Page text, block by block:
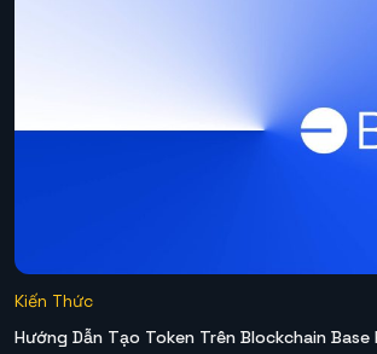
Kiến Thức
Hướng Dẫn Tạo Token Trên Blockchain Base